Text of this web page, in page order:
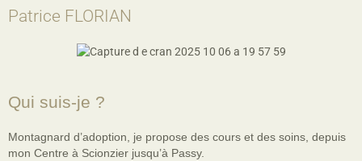
Patrice FLORIAN
Qui suis-je ?
Montagnard d’adoption, je propose des cours et des soins, depuis
mon Centre à Scionzier jusqu’à Passy.